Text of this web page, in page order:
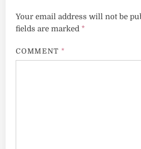
Your email address will not be
fields are marked *
COMMENT *